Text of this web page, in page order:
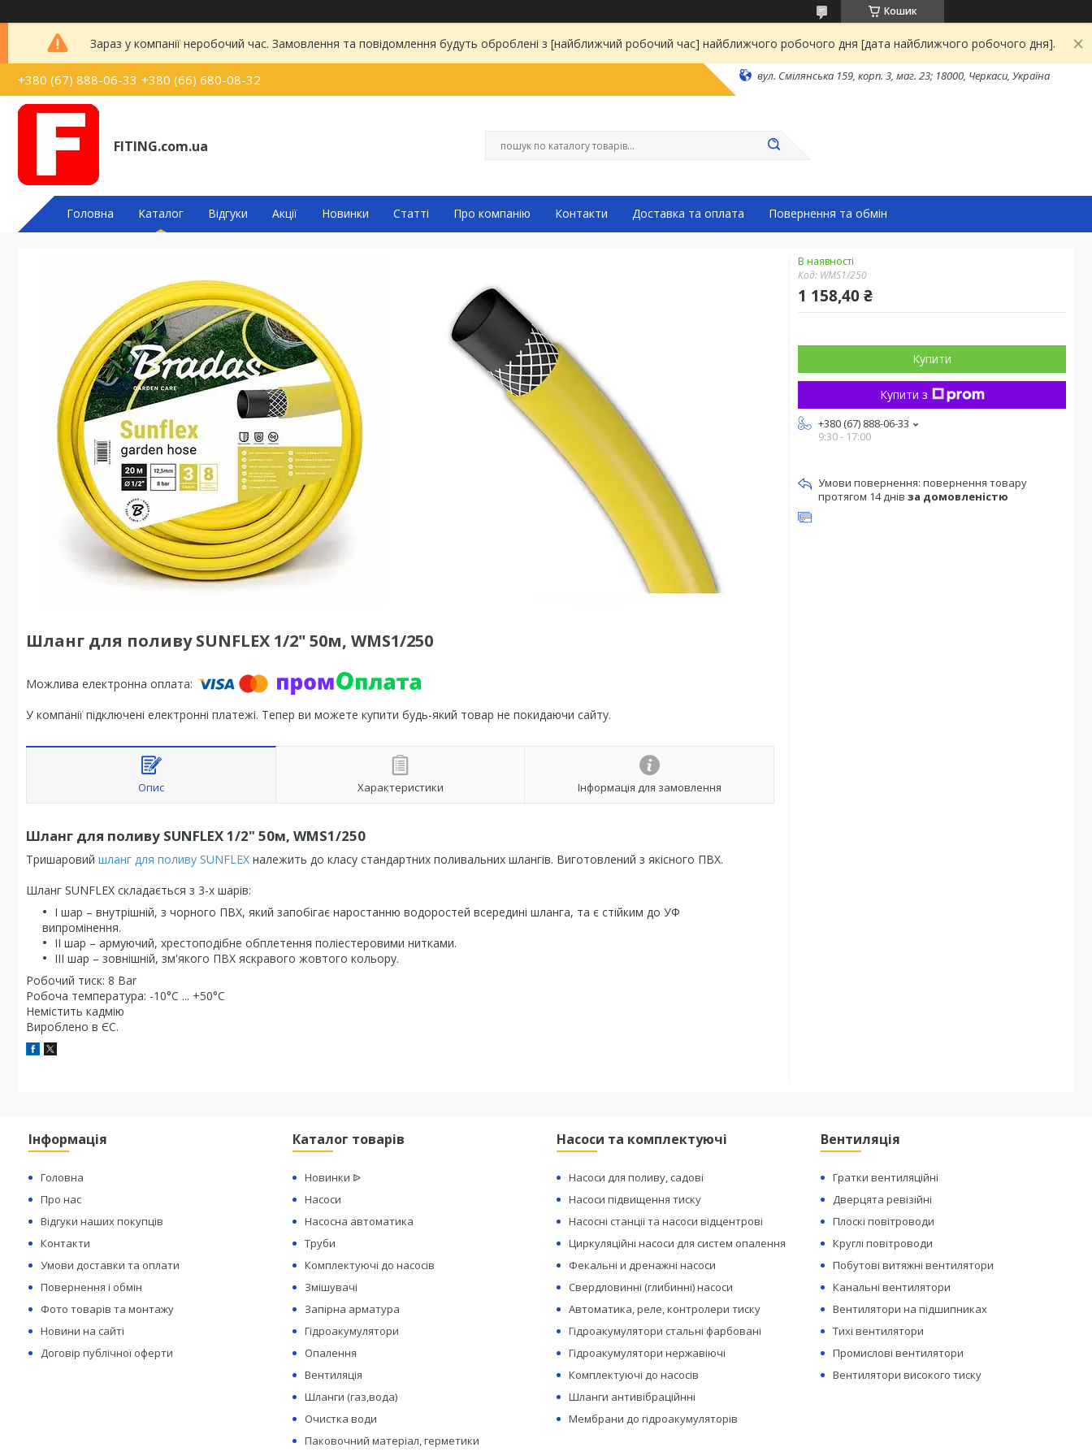
Кошик
Зараз у компанії неробочий час. Замовлення та повідомлення будуть оброблені з [найближчий робочий час] найближчого робочого дня [дата найближчого робочого дня].
+380 (67) 888-06-33 +380 (66) 680-08-32 вул. Смілянська 159, корп. 3, маг. 23; 18000, Черкаси, Україна
FITING.com.ua
Головна Каталог Відгуки Акції Новинки Статті Про компанію Контакти Доставка та оплата Повернення та обмін
Шланг для поливу SUNFLEX 1/2" 50м, WMS1/250
У компанії підключені електронні платежі. Тепер ви можете купити будь-який товар не покидаючи сайту.
Опис Характеристики Інформація для замовлення
Шланг для поливу SUNFLEX 1/2" 50м, WMS1/250
Тришаровий шланг для поливу SUNFLEX належить до класу стандартних поливальних шлангів. Виготовлений з якісного ПВХ.
Шланг SUNFLEX складається з 3-х шарів:
I шар – внутрішній, з чорного ПВХ, який запобігає наростанню водоростей всередині шланга, та є стійким до УФ
випромінення.
II шар – армуючий, хрестоподібне обплетення поліестеровими нитками.
III шар – зовнішній, зм'якого ПВХ яскравого жовтого кольору.
Робочий тиск: 8 Bar
Робоча температура: -10°С ... +50°С
Немістить кадмію
Вироблено в ЄС.
В наявності
Код: WMS1/250
1 158,40 ₴
Купити
Купити з
+380 (67) 888-06-33
9:30 - 17:00
повернення товару
протягом 14 днів за домовленістю
Інформація
Головна
Про нас
Відгуки наших покупців
Контакти
Умови доставки та оплати
Повернення і обмін
Фото товарів та монтажу
Новини на сайті
Договір публічної оферти
Каталог товарів
Новинки ᐉ
Насоси
Насосна автоматика
Труби
Комплектуючі до насосів
Змішувачі
Запірна арматура
Гідроакумулятори
Опалення
Вентиляція
Шланги (газ,вода)
Очистка води
Паковочний матеріал, герметики
Насоси та комплектуючі
Насоси для поливу, садові
Насоси підвищення тиску
Насосні станції та насоси відцентрові
Циркуляційні насоси для систем опалення
Фекальні и дренажні насоси
Свердловинні (глибинні) насоси
Автоматика, реле, контролери тиску
Гідроакумулятори стальні фарбовані
Гідроакумулятори нержавіючі
Комплектуючі до насосів
Шланги антивібраційнні
Мембрани до гідроакумуляторів
Вентиляція
Гратки вентиляційні
Дверцята ревізійні
Плоскі повітроводи
Круглі повітроводи
Побутові витяжні вентилятори
Канальні вентилятори
Вентилятори на підшипниках
Тихі вентилятори
Промислові вентилятори
Вентилятори високого тиску